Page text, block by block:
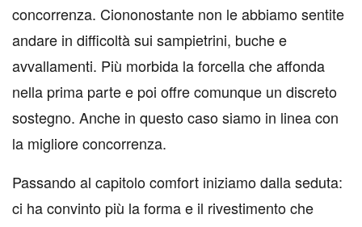
concorrenza. Ciononostante non le abbiamo sentite
andare in difficoltà sui sampietrini, buche e
avvallamenti. Più morbida la forcella che affonda
nella prima parte e poi offre comunque un discreto
sostegno. Anche in questo caso siamo in linea con
la migliore concorrenza.
Passando al capitolo comfort iniziamo dalla seduta:
ci ha convinto più la forma e il rivestimento che